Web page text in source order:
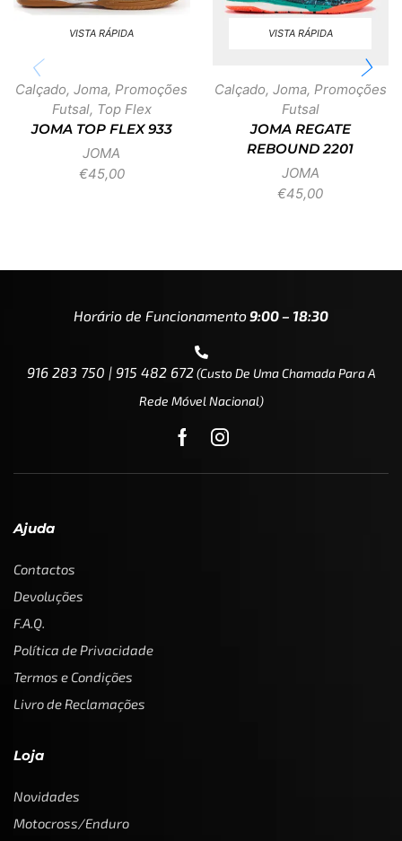
VISTA RÁPIDA
Calçado,Joma, Promoções
Futsal, Top Flex
JOMA TOP FLEX 933
JOMA
€45,00
VISTA RÁPIDA
Calçado, Joma, Promoções
Futsal
JOMA REGATE
REBOUND 2201
JOMA
€45,00
Horário de Funcionamento9:00 – 18:30
916 283 750 | 915 482 672(custo De Uma Chamada Para A
Rede Móvel Nacional)
Ajuda
Contactos
Devoluções
F.A.Q.
Política de Privacidade
Termos e Condições
Livro de Reclamações
Loja
Novidades
Motocross/Enduro